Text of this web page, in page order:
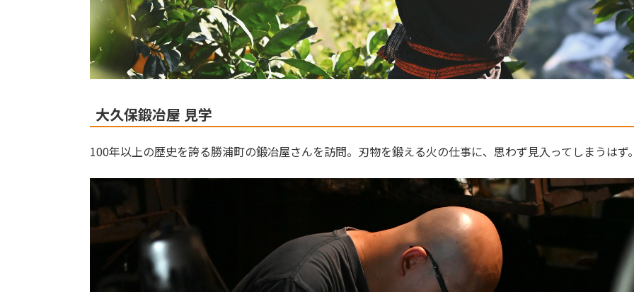
大久保鍛冶屋 見学
100年以上の歴史を誇る勝浦町の鍛冶屋さんを訪問。刃物を鍛える火の仕事に、思わず見入ってしまうはず